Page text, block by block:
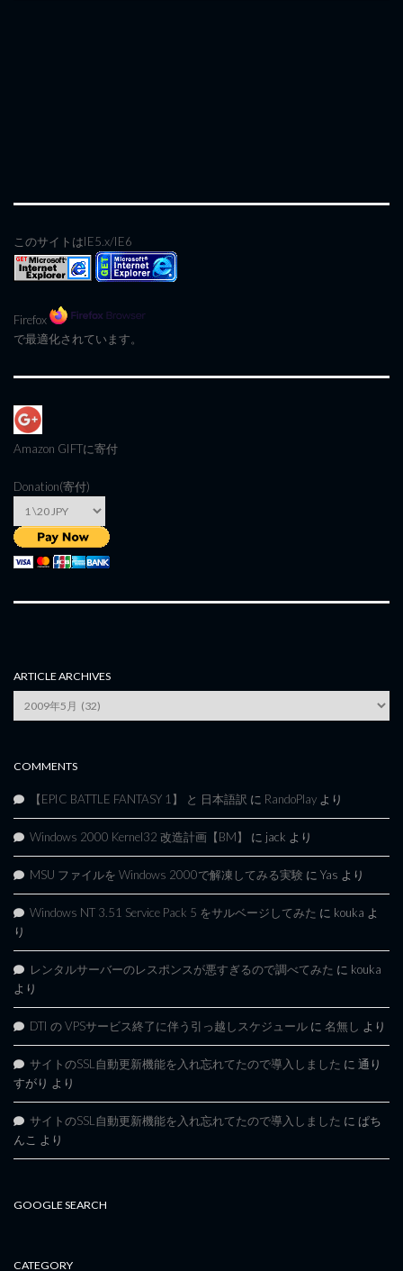
このサイトはIE5.x/IE6
Firefox
で最適化されています。
Amazon GIFTに寄付
Donation(寄付)
ARTICLE ARCHIVES
Archives
COMMENTS
【EPIC BATTLE FANTASY 1】 と 日本語訳 に RandoPlay より
Windows 2000 Kernel32 改造計画【BM】 に jack より
MSU ファイルを Windows 2000で解凍してみる実験 に Yas より
Windows NT 3.51 Service Pack 5 をサルベージしてみた に kouka よ
り
レンタルサーバーのレスポンスが悪すぎるので調べてみた に kouka
より
DTI の VPSサービス終了に伴う引っ越しスケジュール に 名無し より
サイトのSSL自動更新機能を入れ忘れてたので導入しました に 通り
すがり より
サイトのSSL自動更新機能を入れ忘れてたので導入しました に ぱち
んこ より
GOOGLE SEARCH
CATEGORY